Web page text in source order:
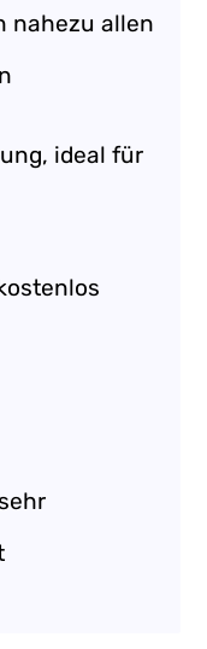
nahezu allen
ideal für